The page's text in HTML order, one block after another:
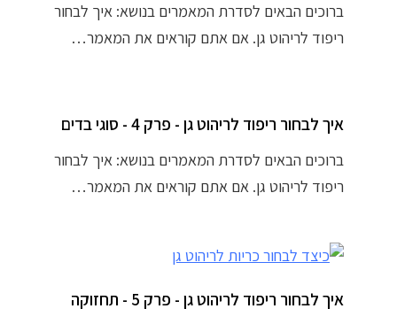
ברוכים הבאים לסדרת המאמרים בנושא: איך לבחור
ריפוד לריהוט גן. אם אתם קוראים את המאמר…
איך לבחור ריפוד לריהוט גן - פרק 4 - סוגי בדים
ברוכים הבאים לסדרת המאמרים בנושא: איך לבחור
ריפוד לריהוט גן. אם אתם קוראים את המאמר…
איך לבחור ריפוד לריהוט גן - פרק 5 - תחזוקה